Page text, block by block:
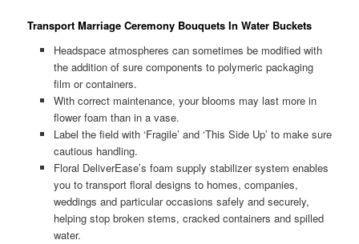
Transport Marriage Ceremony Bouquets In Water Buckets
Headspace atmospheres can sometimes be modified with
the addition of sure components to polymeric packaging
film or containers.
With correct maintenance, your blooms may last more in
flower foam than in a vase.
Label the field with ‘Fragile’ and ‘This Side Up’ to make sure
cautious handling.
Floral DeliverEase’s foam supply stabilizer system enables
you to transport floral designs to homes, companies,
weddings and particular occasions safely and securely,
helping stop broken stems, cracked containers and spilled
water.